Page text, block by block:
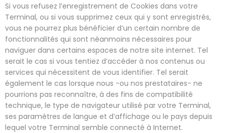
Si vous refusez l’enregistrement de Cookies dans votre
Terminal, ou si vous supprimez ceux qui y sont enregistrés,
vous ne pourrez plus bénéficier d’un certain nombre de
fonctionnalités qui sont néanmoins nécessaires pour
naviguer dans certains espaces de notre site internet. Tel
serait le cas si vous tentiez d’accéder à nos contenus ou
services qui nécessitent de vous identifier. Tel serait
également le cas lorsque nous -ou nos prestataires- ne
pourrions pas reconnaître, à des fins de compatibilité
technique, le type de navigateur utilisé par votre Terminal,
ses paramètres de langue et d’affichage ou le pays depuis
lequel votre Terminal semble connecté à Internet.